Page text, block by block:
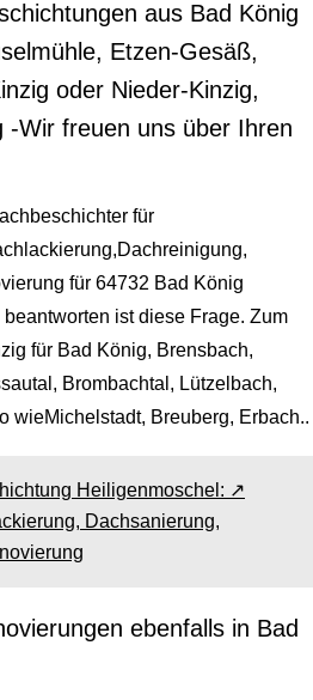
aus Bad König
Etzen-Gesäß,
oder Nieder-Kinzig,
-Wir freuen uns über Ihren
für
für 64732 Bad König
ist diese Frage. Zum
für Bad König, Brensbach,
Brombachtal, Lützelbach,
wieMichelstadt, Breuberg, Erbach..
Heiligenmoschel: ↗️
Dachsanierung,
ebenfalls in Bad